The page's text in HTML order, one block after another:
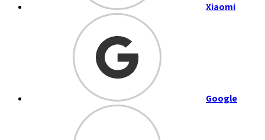
Xiaomi
Google